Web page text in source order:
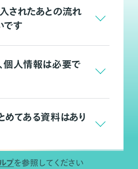
されたあとの流れ
です
個人情報は必要で
めてある資料はあり
プを参照してください